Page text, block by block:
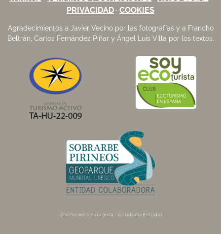
PRIVACIDAD · COOKIES
Agradecimientos a Javier Vecino por las fotografías y a Francho
Beltrán, Carlos Fernández Piñar y Ángel Luis Villa por los textos.
Diseño web Zaragoza · Garabato Estudio